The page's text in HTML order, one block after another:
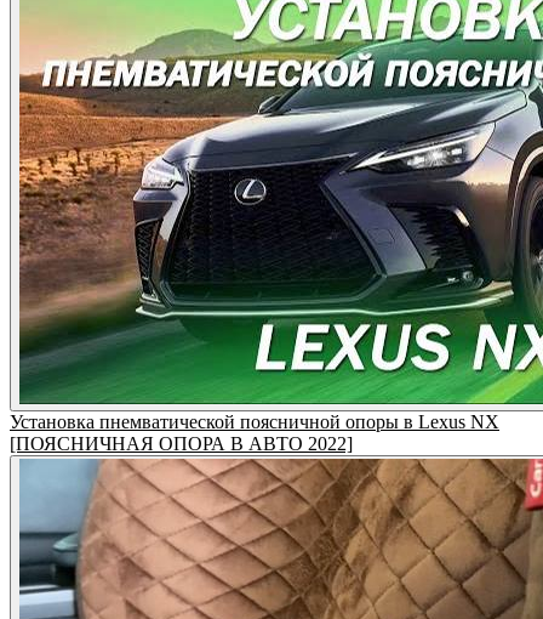
Установка пнемватической поясничной опоры в Lexus NX
[ПОЯСНИЧНАЯ ОПОРА В АВТО 2022]